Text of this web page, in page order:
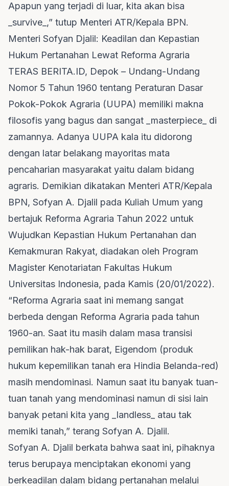
Apapun yang terjadi di luar, kita akan bisa
_survive_,” tutup Menteri ATR/Kepala BPN.
Menteri Sofyan Djalil: Keadilan dan Kepastian
Hukum Pertanahan Lewat Reforma Agraria
TERAS BERITA.ID, Depok – Undang-Undang
Nomor 5 Tahun 1960 tentang Peraturan Dasar
Pokok-Pokok Agraria (UUPA) memiliki makna
filosofis yang bagus dan sangat _masterpiece_ di
zamannya. Adanya UUPA kala itu didorong
dengan latar belakang mayoritas mata
pencaharian masyarakat yaitu dalam bidang
agraris. Demikian dikatakan Menteri ATR/Kepala
BPN, Sofyan A. Djalil pada Kuliah Umum yang
bertajuk Reforma Agraria Tahun 2022 untuk
Wujudkan Kepastian Hukum Pertanahan dan
Kemakmuran Rakyat, diadakan oleh Program
Magister Kenotariatan Fakultas Hukum
Universitas Indonesia, pada Kamis (20/01/2022).
“Reforma Agraria saat ini memang sangat
berbeda dengan Reforma Agraria pada tahun
1960-an. Saat itu masih dalam masa transisi
pemilikan hak-hak barat, Eigendom (produk
hukum kepemilikan tanah era Hindia Belanda-red)
masih mendominasi. Namun saat itu banyak tuan-
tuan tanah yang mendominasi namun di sisi lain
banyak petani kita yang _landless_ atau tak
memiki tanah,” terang Sofyan A. Djalil.
Sofyan A. Djalil berkata bahwa saat ini, pihaknya
terus berupaya menciptakan ekonomi yang
berkeadilan dalam bidang pertanahan melalui